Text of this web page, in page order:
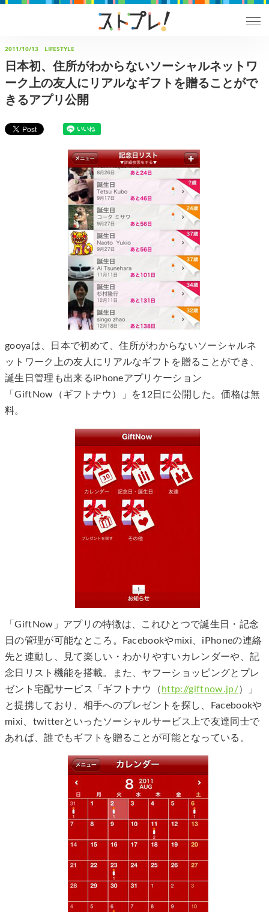
2011/10/13 LIFESTYLE
日本初、住所がわからないソーシャルネットワ
ーク上の友人にリアルなギフトを贈ることがで
きるアプリ公開
gooyaは、日本で初めて、住所がわからないソーシャルネ
ットワーク上の友人にリアルなギフトを贈ることができ、
誕生日管理も出来るiPhoneアプリケーション
「GiftNow（ギフトナウ）」を12日に公開した。価格は無
料。
「GiftNow」アプリの特徴は、これひとつで誕生日・記念
日の管理が可能なところ。Facebookやmixi、iPhoneの連絡
先と連動し、見て楽しい・わかりやすいカレンダーや、記
念日リスト機能を搭載。また、ヤフーショッピングとプレ
ゼント宅配サービス「ギフトナウ（ http://giftnow.jp/）」
と提携しており、相手へのプレゼントを探し、Facebookや
mixi、twitterといったソーシャルサービス上で友達同士で
あれば、誰でもギフトを贈ることが可能となっている。